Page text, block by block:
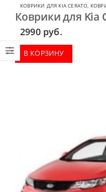
КОВРИКИ ДЛЯ KIA CERATO
Коврики для Kia
2990 руб.
В КОРЗИНУ